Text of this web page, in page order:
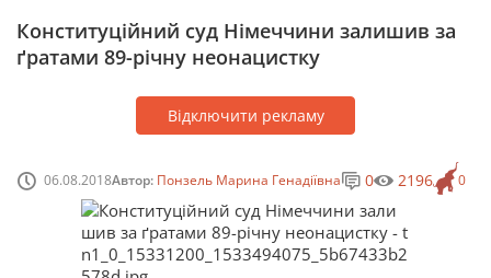
Конституційний суд Німеччини залишив за
ґратами 89-річну неонацистку
Відключити рекламу
06.08.2018Автор: Понзель Марина Генадіївна 0
0 2196